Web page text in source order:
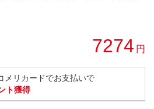
7274 円
メリカードでお支払いで
ト獲得